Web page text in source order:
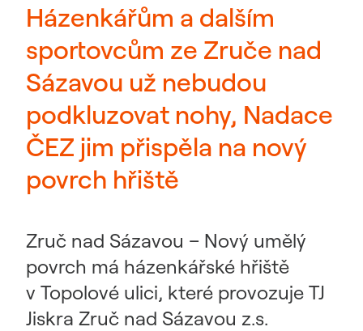
Házenkářům a dalším
sportovcům ze Zruče nad
Sázavou už nebudou
podkluzovat nohy, Nadace
ČEZ jim přispěla na nový
povrch hřiště
Zruč nad Sázavou – Nový umělý
povrch má házenkářské hřiště
v Topolové ulici, které provozuje TJ
Jiskra Zruč nad Sázavou z.s.